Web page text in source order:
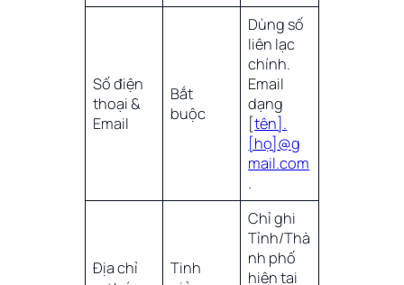
Số điện
thoại &
Email
Bắt
buộc
Dùng số
liên lạc
chính.
Email
dạng
[tên].
[họ]@g
mail.com
.
Địa chỉ
Tinh
Chỉ ghi
Tỉnh/Thà
nh phố
hiện tại